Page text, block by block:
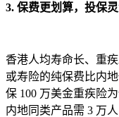
3. 保费更划算，投保
香港人均寿命长、重
或寿险的纯保费比内
保 100 万美金重疾险
内地同类产品需 3 万